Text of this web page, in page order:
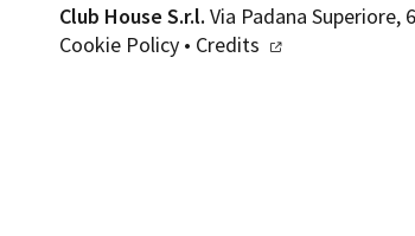
Club House S.r.l. Via Padana Superiore,
Cookie Policy • Credits